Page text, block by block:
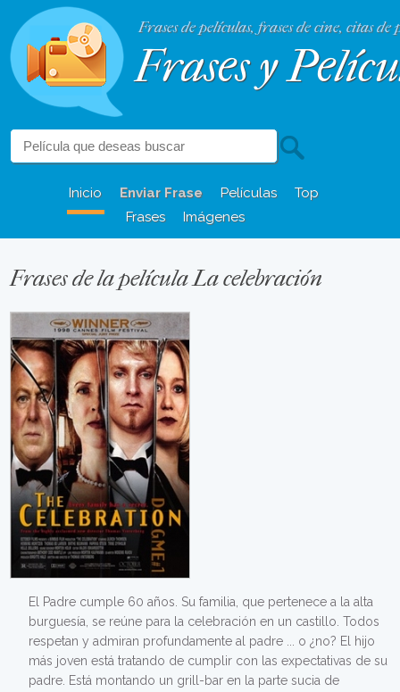
Frases de películas, frases de cine, citas de
Frases y
Inicio Enviar Frase Películas
Top
Frases
Imágenes
Frases de la película La celebración
El Padre cumple 60 años. Su familia, que pertenece a la alta
burguesía, se reúne para la celebración en un castillo. Todos
respetan y admiran profundamente al padre ... o ¿no? El hijo
más joven está tratando de cumplir con las expectativas de su
padre. Está montando un grill-bar en la parte sucia de